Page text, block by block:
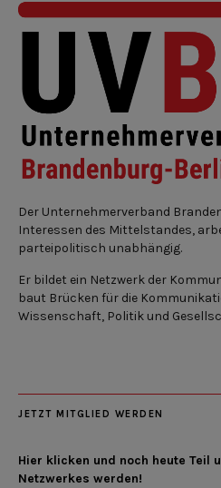
Der Unternehmerverband
Interessen des Mittelstandes,
parteipolitisch unabhängig.
Er bildet ein Netzwerk der
baut Brücken für die
Wissenschaft, Politik und
JETZT MITGLIED WERDEN
Hier klicken und noch heute Teil
Netzwerkes werden!